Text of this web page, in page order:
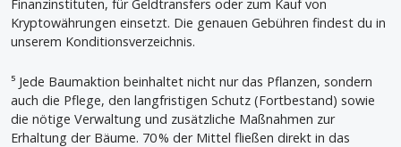
Finanzinstituten, für Geldtransfers oder zum Kauf von
Kryptowährungen einsetzt. Die genauen Gebühren findest du in
unserem Konditionsverzeichnis.
⁵ Jede Baumaktion beinhaltet nicht nur das Pflanzen, sondern
auch die Pflege, den langfristigen Schutz (Fortbestand) sowie
die nötige Verwaltung und zusätzliche Maßnahmen zur
Erhaltung der Bäume. 70 % der Mittel fließen direkt in das